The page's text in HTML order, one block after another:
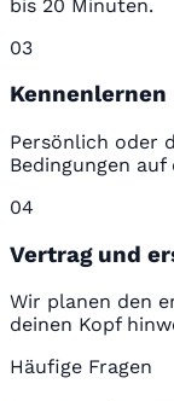
bis 20 Minuten.
03
Kennenlernen
Persönlich oder
Bedingungen auf
04
Vertrag und
Wir planen den
deinen Kopf
Häufige Fragen